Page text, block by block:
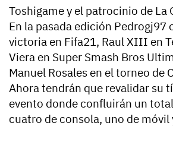
Toshigame y el patrocinio de La
En la pasada edición Pedrogj97
victoria en Fifa21, Raul XIII en
Viera en Super Smash Bros
Manuel Rosales en el torneo de
Ahora tendrán que revalidar su
evento donde confluirán un
cuatro de consola, uno de móvil